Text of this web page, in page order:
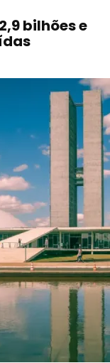
bilhões e